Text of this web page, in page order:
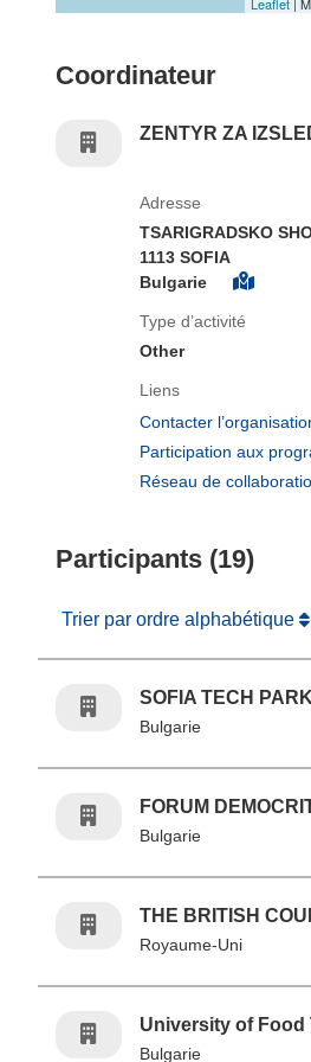
Coordinateur
ZENTYR ZA
Adresse
TSARIGRADSKO
1113 SOFIA
Bulgarie
Type d’activité
Other
Liens
Contacter
Participation aux
Réseau de
Participants (19)
Trier par ordre alphabétique
SOFIA TECH
Bulgarie
FORUM
Bulgarie
THE BRITISH
Royaume-Uni
University of Food
Bulgarie